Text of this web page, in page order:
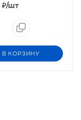
₽/шт
В КОРЗИНУ